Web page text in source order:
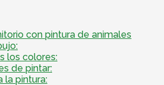
con pintura de animales
los colores:
de pintar:
la pintura: